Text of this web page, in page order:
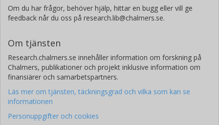
Om du har frågor, behöver hjälp, hittar en bugg eller vill ge
feedback når du oss på research.lib@chalmers.se.
Om tjänsten
Research.chalmers.se innehåller information om forskning på
Chalmers, publikationer och projekt inklusive information om
finansiärer och samarbetspartners.
Läs mer om tjänsten, täckningsgrad och vilka som kan se
informationen
Personuppgifter och cookies